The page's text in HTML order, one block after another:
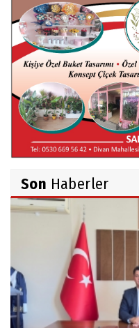
Hüseyin
Gökçeada
İsmail
Belma Sebil'i
Ahmet İNCE
Beyaz
Adı Sanı
Son Haberler